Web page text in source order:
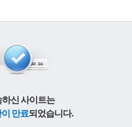
하신 사이트는
만료되었습니다.